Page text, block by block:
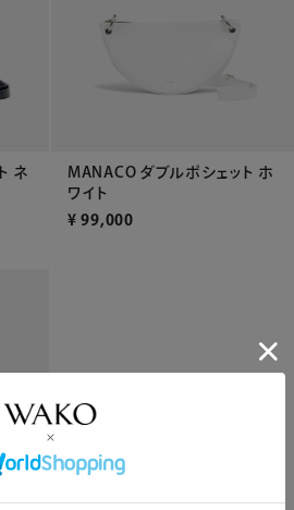
ネ
MANACO ダブルポシェット ホ
ワイト
¥ 99,000